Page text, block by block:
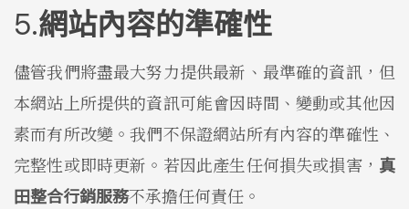
網站內容的準確性
儘管我們將盡最大努力提供最新、最準確的資訊，但
本網站上所提供的資訊可能會因時間、變動或其他因
素而有所改變。我們不保證網站所有內容的準確性、
完整性或即時更新。若因此產生任何損失或損害， 真
田整合行銷服務不承擔任何責任。